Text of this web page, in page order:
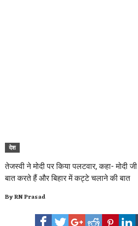
देश
तेजस्वी ने मोदी पर किया पलटवार, कहा- मोदी
बात करते हैं और बिहार में कट्टे चलाने की बात
ByRN Prasad